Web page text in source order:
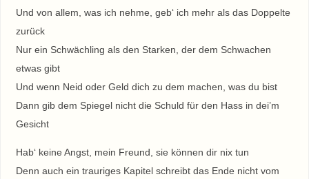
Und von allem, was ich nehme, geb‘ ich mehr als das Doppelte
zurück
Nur ein Schwächling als den Starken, der dem Schwachen
etwas gibt
Und wenn Neid oder Geld dich zu dem machen, was du bist
Dann gib dem Spiegel nicht die Schuld für den Hass in dei’m
Gesicht
Hab‘ keine Angst, mein Freund, sie können dir nix tun
Denn auch ein trauriges Kapitel schreibt das Ende nicht vom